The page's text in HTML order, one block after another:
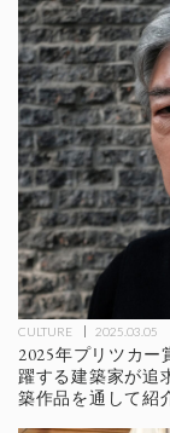
CULTURE 2025.03.05
2025年プリツカ
躍する建築家が追
築作品を通して紹